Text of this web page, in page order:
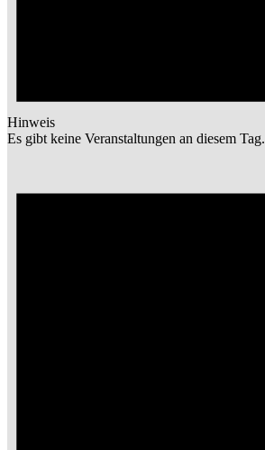
Hinweis
Es gibt keine Veranstaltungen an diesem Tag.